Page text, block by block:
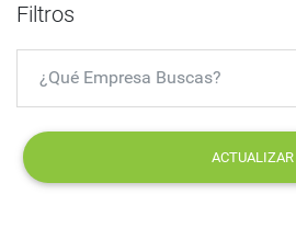
Filtros
ACTUALIZAR